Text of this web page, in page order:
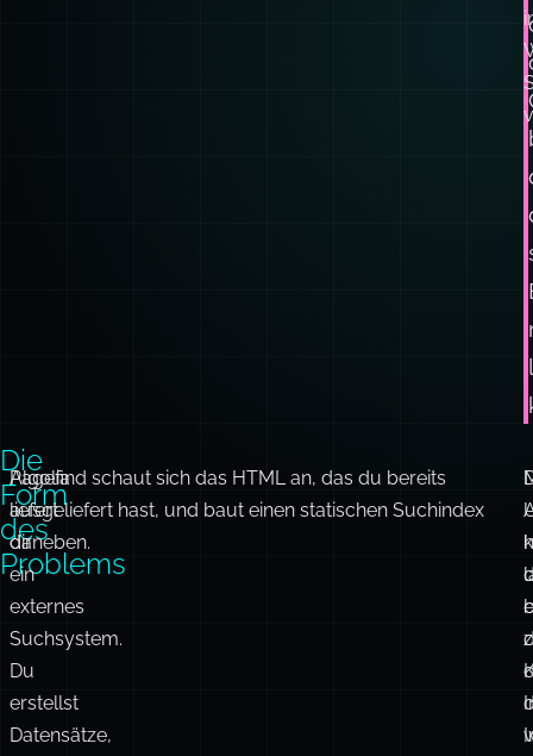
Die
Form
des
Problems
Algolia
liefert
dir
ein
externes
Suchsystem.
Du
erstellst
Datensätze,
Pagefind schaut sich das HTML an, das du bereits
ausgeliefert hast, und baut einen statischen Suchindex
daneben.